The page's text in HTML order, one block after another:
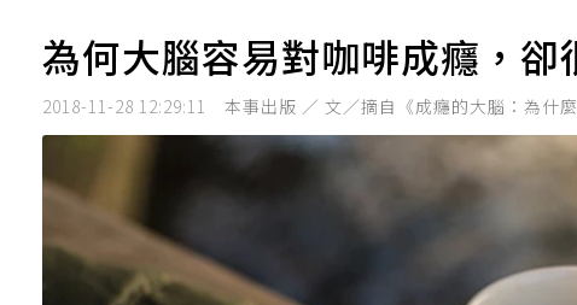
為何大腦容易對咖啡成癮，
2018-11-28 12:29:11 本事出版 ／ 文／摘自《成癮的大腦：為什